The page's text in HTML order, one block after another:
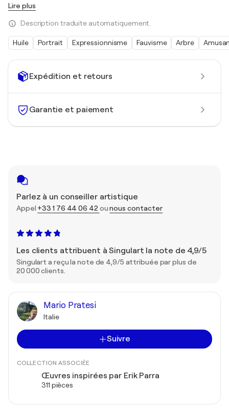
Expédition et retours
Garantie et paiement
Parlez à un conseiller artistique
Appel +33 1 76 44 06 42ounous contacter
Les clients attribuent à Singulart la note de 4,9/5
Singulart a reçu la note de 4,9/5 attribuée par plus de
20 000 clients.
Mario Pratesi
Italie
Suivre
COLLECTION ASSOCIÉE
Œuvres inspirées par Erik Parra
311 pièces
Lire plus
Description traduite automatiquement.
Huile Portrait Expressionnisme Fauvisme Arbre